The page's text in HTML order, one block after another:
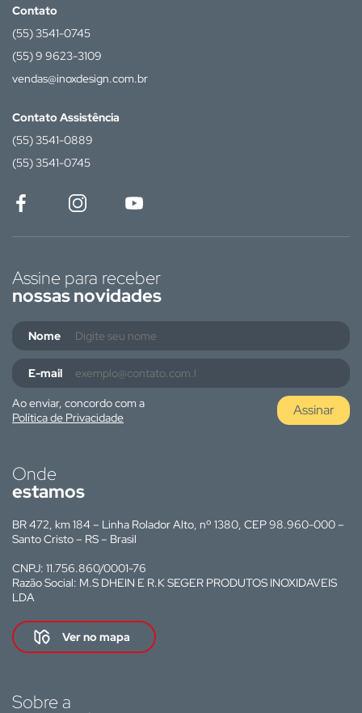
Contato
(55) 3541-0745
(55) 9 9623-3109
vendas@inoxdesign.com.br
Contato Assistência
(55) 3541-0889
(55) 3541-0745
Assine para receber
nossas novidades
Nome
E-mail
Ao enviar, concordo com a
Política de Privacidade
Assinar
Onde
estamos
BR 472, km 184 – Linha Rolador Alto, nº 1380, CEP 98.960-000 –
Santo Cristo – RS – Brasil
CNPJ: 11.756.860/0001-76
Razão Social: M.S DHEIN E R.K SEGER PRODUTOS INOXIDAVEIS
LDA
Ver no mapa
Sobre a